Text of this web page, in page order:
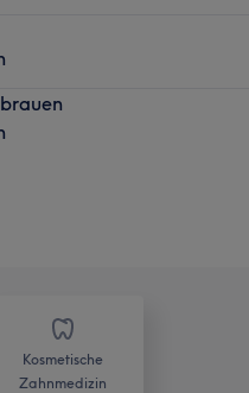
Kosmetische
Zahnmedizin